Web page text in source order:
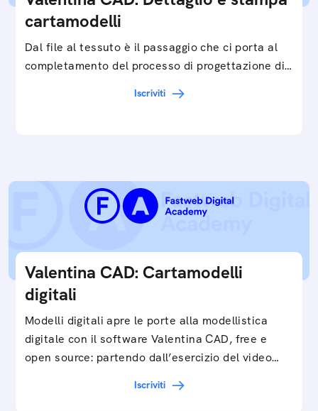
cartamodelli
Dal file al tessuto è il passaggio che ci porta al
completamento del processo di progettazione di
Iscriviti
Valentina CAD: Cartamodelli
digitali
Modelli digitali apre le porte alla modellistica
digitale con il software Valentina CAD, free e
open source: partendo dall’esercizio del video…
Iscriviti